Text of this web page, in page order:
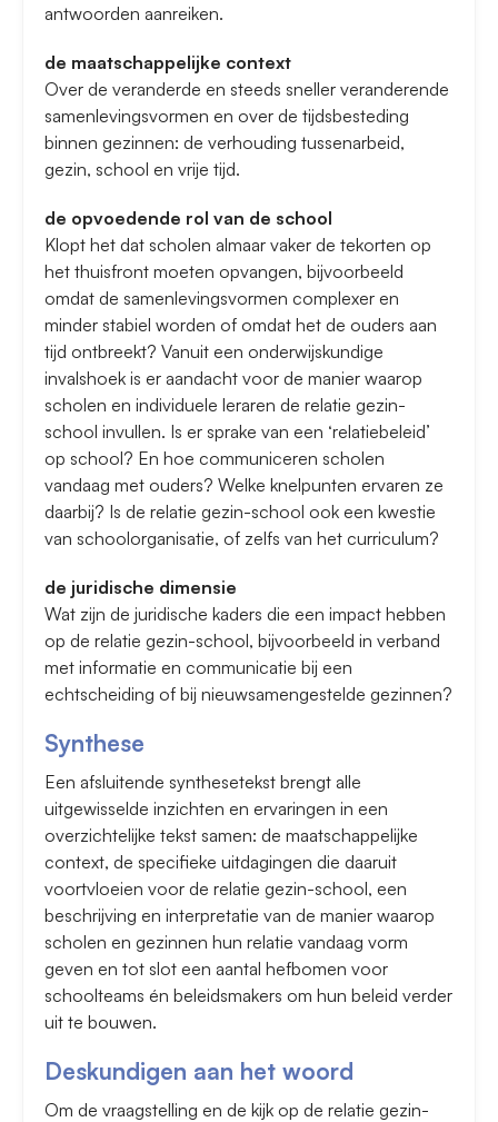
antwoorden aanreiken.
de maatschappelijke context
Over de veranderde en steeds sneller veranderende
samenlevingsvormen en over de tijdsbesteding
binnen gezinnen: de verhouding tussenarbeid,
gezin, school en vrije tijd.
de opvoedende rol van de school
Klopt het dat scholen almaar vaker de tekorten op
het thuisfront moeten opvangen, bijvoorbeeld
omdat de samenlevingsvormen complexer en
minder stabiel worden of omdat het de ouders aan
tijd ontbreekt? Vanuit een onderwijskundige
invalshoek is er aandacht voor de manier waarop
scholen en individuele leraren de relatie gezin-
school invullen. Is er sprake van een ‘relatiebeleid’
op school? En hoe communiceren scholen
vandaag met ouders? Welke knelpunten ervaren ze
daarbij? Is de relatie gezin-school ook een kwestie
van schoolorganisatie, of zelfs van het curriculum?
de juridische dimensie
Wat zijn de juridische kaders die een impact hebben
op de relatie gezin-school, bijvoorbeeld in verband
met informatie en communicatie bij een
echtscheiding of bij nieuwsamengestelde gezinnen?
Synthese
Een afsluitende synthesetekst brengt alle
uitgewisselde inzichten en ervaringen in een
overzichtelijke tekst samen: de maatschappelijke
context, de specifieke uitdagingen die daaruit
voortvloeien voor de relatie gezin-school, een
beschrijving en interpretatie van de manier waarop
scholen en gezinnen hun relatie vandaag vorm
geven en tot slot een aantal hefbomen voor
schoolteams én beleidsmakers om hun beleid verder
uit te bouwen.
Deskundigen aan het woord
Om de vraagstelling en de kijk op de relatie gezin-